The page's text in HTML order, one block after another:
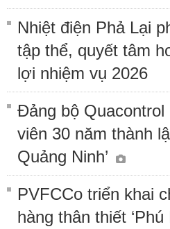
Nhiệt điện Phả Lại
tập thể, quyết tâm
lợi nhiệm vụ 2026
Đảng bộ Quacontrol
viên 30 năm thành
Quảng Ninh’
PVFCCo triển khai
hàng thân thiết ‘Phú